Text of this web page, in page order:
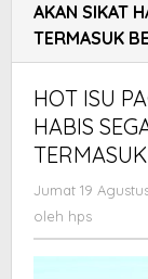
AKAN SIKAT
TERMASUK
HOT ISU
HABIS
Jumat 19
oleh hps